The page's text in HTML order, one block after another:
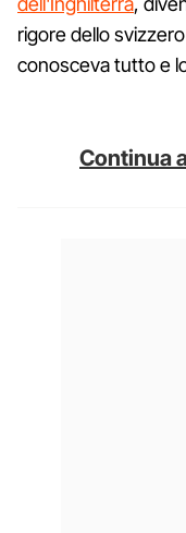
rigore dello
conosceva tutto e
Continua